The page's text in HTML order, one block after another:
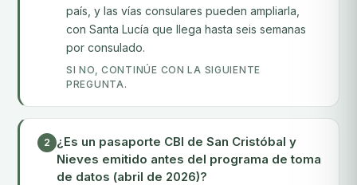
país, y las vías consulares pueden ampliarla,
con Santa Lucía que llega hasta seis semanas
por consulado.
SI NO, CONTINÚE CON LA SIGUIENTE
PREGUNTA.
2
¿Es un pasaporte CBI de San Cristóbal y
Nieves emitido antes del programa de toma
de datos (abril de 2026)?